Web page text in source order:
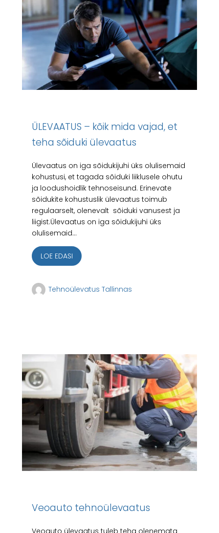
ÜLEVAATUS – kõik mida vajad, et
teha sõiduki ülevaatus
Ülevaatus on iga sõidukijuhi üks olulisemaid
kohustusi, et tagada sõiduki liiklusele ohutu
ja loodushoidlik tehnoseisund. Erinevate
sõidukite kohustuslik ülevaatus toimub
regulaarselt, olenevalt sõiduki vanusest ja
liigist.Ülevaatus on iga sõidukijuhi üks
olulisemaid...
LOE EDASI
Tehnoülevatus Tallinnas
Veoauto tehnoülevaatus
Veoauto ülevaatus tuleb teha olenemata